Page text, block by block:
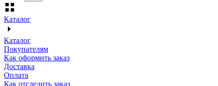
Каталог
Каталог
Покупателям
Как оформить заказ
Доставка
Оплата
Как отследить заказ